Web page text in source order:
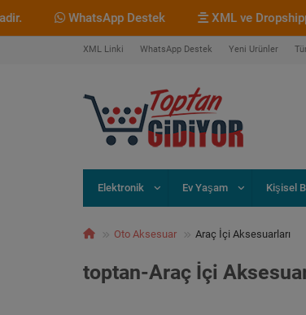
WhatsApp Destek XML ve Dropshipping
XML Linki WhatsApp Destek Yeni Ürünler
Elektronik Ev Yaşam Kişisel
Oto Aksesuar Araç İçi Aksesuarları
toptan-Araç İçi